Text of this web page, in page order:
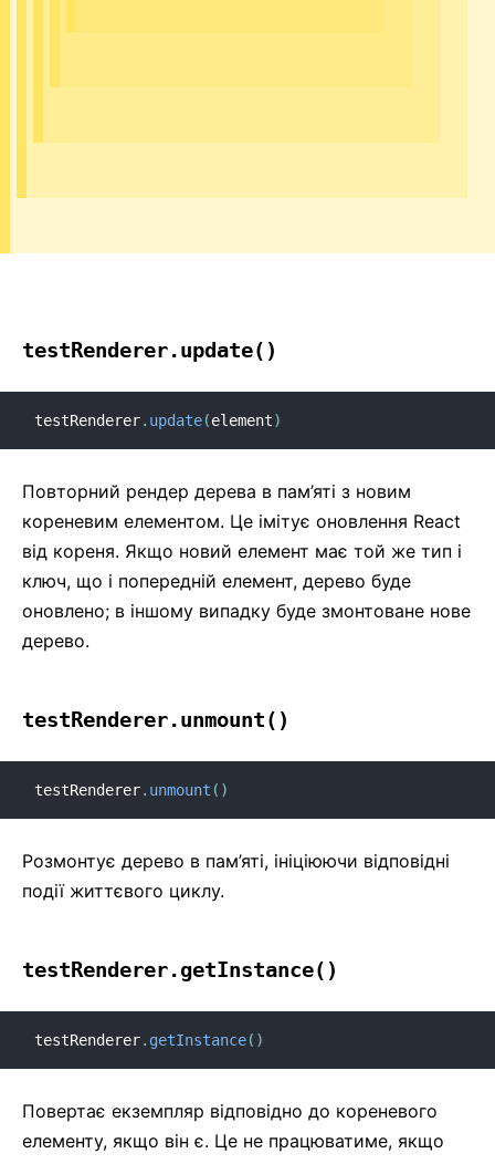
testRenderer.update()
testRenderer. update(element)
Повторний рендер дерева в пам’яті з новим
кореневим елементом. Це імітує оновлення React
від кореня. Якщо новий елемент має той же тип і
ключ, що і попередній елемент, дерево буде
оновлено; в іншому випадку буде змонтоване нове
дерево.
testRenderer.unmount()
testRenderer. unmount ( )
Розмонтує дерево в пам’яті, ініціюючи відповідні
події життєвого циклу.
testRenderer.getInstance()
testRenderer. getInstance( )
Повертає екземпляр відповідно до кореневого
елементу, якщо він є. Це не працюватиме, якщо